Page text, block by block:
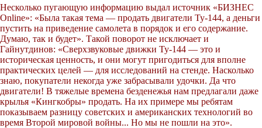
Несколько пугающую информацию выдал источник «БИЗНЕС
Online»: «Была такая тема — продать двигатели Ту-144, а деньги
пустить на приведение самолета в порядок и его содержание.
Думаю, так и будет». Такой поворот не исключает и
Гайнутдинов: «Сверхзвуковые движки Ту-144 — это и
историческая ценность, и они могут пригодиться для вполне
практических целей — для исследований на стенде. Насколько
знаю, покупатели некогда уже забрасывали удочки. Да что
двигатели! В тяжелые времена безденежья нам предлагали даже
крылья «Кингкобры» продать. На их примере мы ребятам
показываем разницу советских и американских технологий во
время Второй мировой войны... Но мы не пошли на это».